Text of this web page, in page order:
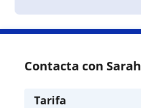
Contacta con Sarah
Tarifa